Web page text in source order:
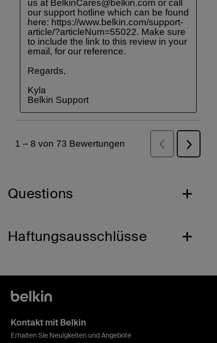
Questions
Haftungsausschlüsse
Kontakt mit Belkin
Erhalten Sie Neuigkeiten und Angebote